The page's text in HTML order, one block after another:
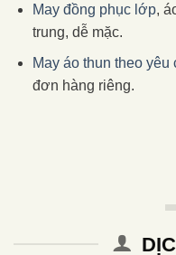
May đồng phục lớp,
trung, dễ mặc.
May áo thun theo yêu
đơn hàng riêng.